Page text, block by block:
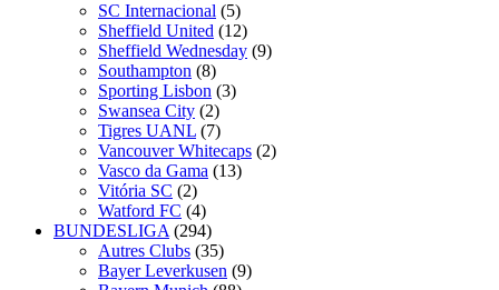
SC Internacional (5)
Sheffield United (12)
Sheffield Wednesday (9)
Southampton (8)
Sporting Lisbon (3)
Swansea City (2)
Tigres UANL (7)
Vancouver Whitecaps (2)
Vasco da Gama (13)
Vitória SC (2)
Watford FC (4)
BUNDESLIGA (294)
Autres Clubs (35)
Bayer Leverkusen (9)